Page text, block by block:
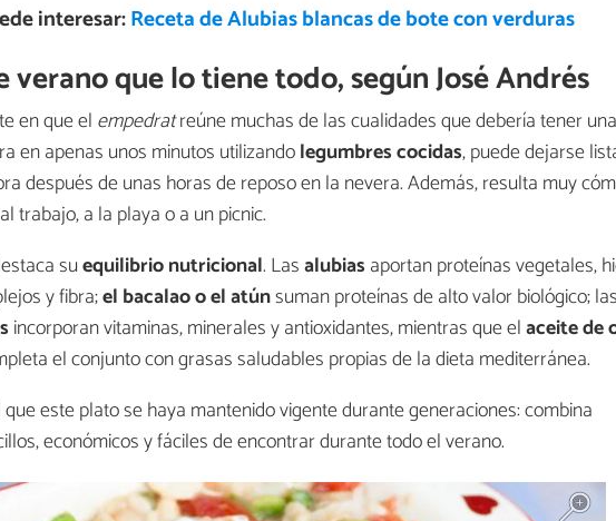
interesar:Receta de Alubias blancas de bote con verduras
verano que lo tiene todo, según José Andrés
en que el empedratreúne muchas de las cualidades que debería tener una
en apenas unos minutos utilizandolegumbres cocidas, puede dejarse
después de unas horas de reposo en la nevera. Además, resulta muy
trabajo, a la playa o a un picnic.
suequilibrio nutricional. Lasalubias aportan proteínas vegetales,
y fibra;el bacalao o el atúnsuman proteínas de alto valor biológico; las
incorporan vitaminas, minerales y antioxidantes, mientras que elaceite de
el conjunto con grasas saludables propias de la dieta mediterránea.
este plato se haya mantenido vigente durante generaciones: combina
económicos y fáciles de encontrar durante todo el verano.